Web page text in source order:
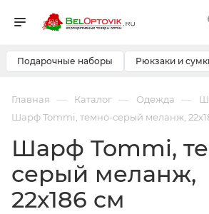
Подарочные наборы Рюкзаки и
Главная — Каталог — Одежда —
Шарф Tommi, темно-серый меланж,
Шарф Tommi,
серый меланж,
22х186 см